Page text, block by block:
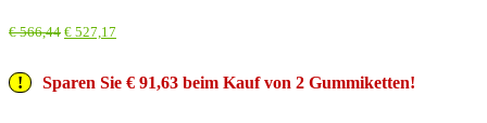
€566,44 € 527,17
Sparen Sie € 91,63 beim Kauf von 2 Gummiketten!